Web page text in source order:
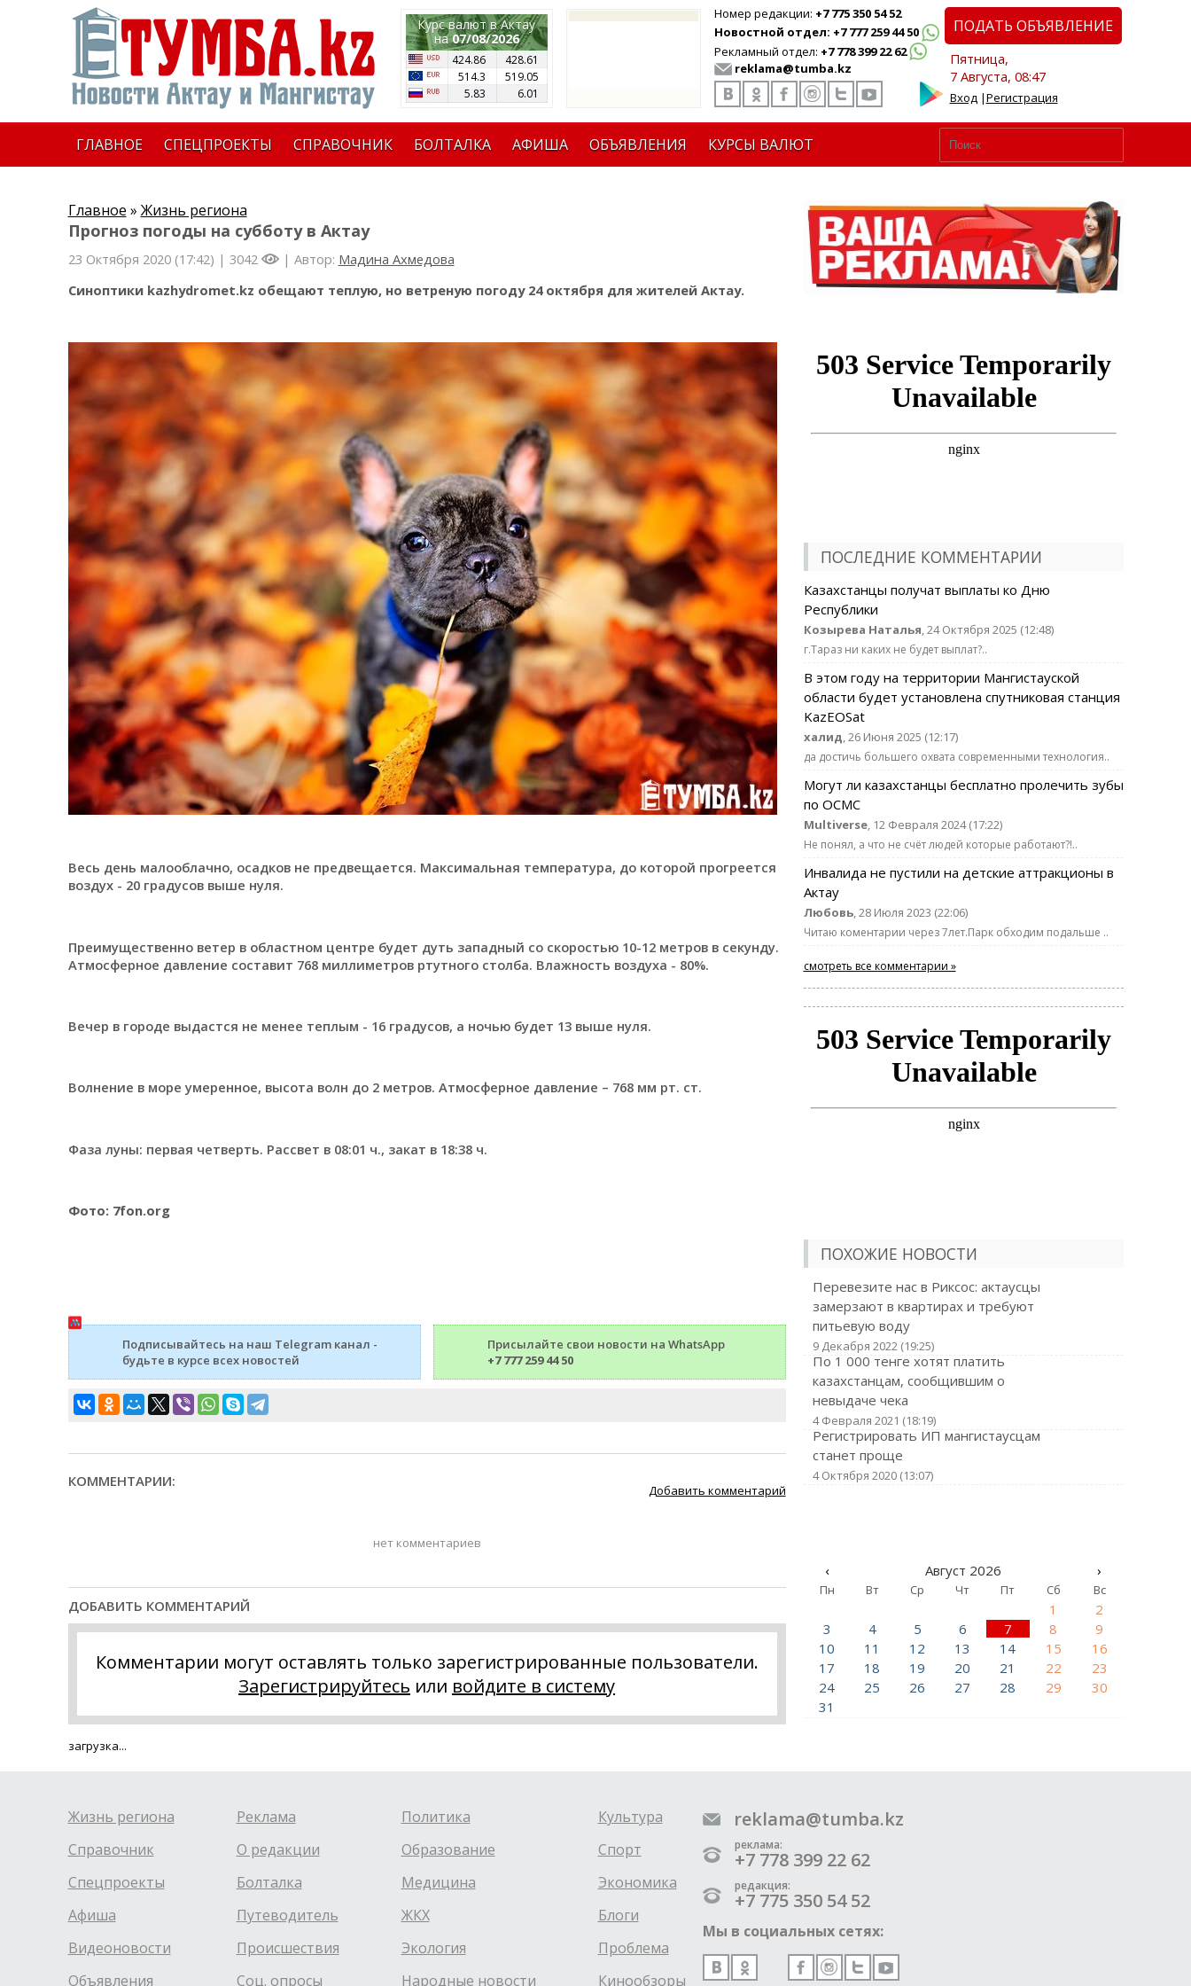
Курс валют в Актау
на07/08/2026
424.86
428.61
514.3
519.05
5.83
6.01
Номер редакции: +7 775 350 54 52
Новостной отдел: +7 777 259 44 50
Рекламный отдел: +7 778 399 22 62
reklama@tumba.kz
ПОДАТЬ ОБЪЯВЛЕНИЕ
Пятница,
7 Августа, 08:47
Вход|Регистрация
ГЛАВНОЕ СПЕЦПРОЕКТЫ СПРАВОЧНИК БОЛТАЛКА АФИША ОБЪЯВЛЕНИЯ КУРСЫ ВАЛЮТ
Главное » Жизнь региона
Прогноз погоды на субботу в Актау
23 Октября 2020 (17:42) | 3042 | Автор: Мадина Ахмедова
Синоптики kazhydromet.kz обещают теплую, но ветреную погоду 24 октября для жителей Актау.
Весь день малооблачно, осадков не предвещается. Максимальная температура, до которой прогреется
воздух - 20 градусов выше нуля.
Преимущественно ветер в областном центре будет дуть западный со скоростью 10-12 метров в секунду.
Атмосферное давление составит 768 миллиметров ртутного столба. Влажность воздуха - 80%.
Вечер в городе выдастся не менее теплым - 16 градусов, а ночью будет 13 выше нуля.
Волнение в море умеренное, высота волн до 2 метров. Атмосферное давление – 768 мм рт. ст.
Фаза луны: первая четверть. Рассвет в 08:01 ч., закат в 18:38 ч.
Фото: 7fon.org
Подписывайтесь на наш Telegram канал -
будьте в курсе всех новостей
Присылайте свои новости на WhatsApp
+7 777 259 44 50
КОММЕНТАРИИ:
Добавить комментарий
нет комментариев
ДОБАВИТЬ КОММЕНТАРИЙ
Комментарии могут оставлять только зарегистрированные пользователи.
Зарегистрируйтесь или войдите в систему
загрузка...
ПОСЛЕДНИЕ КОММЕНТАРИИ
Казахстанцы получат выплаты ко Дню
Республики
Козырева Наталья, 24 Октября 2025 (12:48)
г.Тараз ни каких не будет выплат?..
В этом году на территории Мангистауской
области будет установлена спутниковая станция
KazEOSat
халид, 26 Июня 2025 (12:17)
да достичь большего охвата современными технология..
Могут ли казахстанцы бесплатно пролечить зубы
по ОСМС
Multiverse, 12 Февраля 2024 (17:22)
Не понял, а что не счёт людей которые работают?!..
Инвалида не пустили на детские аттракционы в
Актау
Любовь, 28 Июля 2023 (22:06)
Читаю коментарии через 7лет.Парк обходим подальше ..
смотреть все комментарии »
ПОХОЖИЕ НОВОСТИ
Перевезите нас в Риксос: актаусцы
замерзают в квартирах и требуют
питьевую воду
9 Декабря 2022 (19:25)
По 1 000 тенге хотят платить
казахстанцам, сообщившим о
невыдаче чека
4 Февраля 2021 (18:19)
Регистрировать ИП мангистаусцам
станет проще
4 Октября 2020 (13:07)
‹ Август 2026 ›
Пн Вт Ср Чт Пт Сб Вс
1
2
3
4 5 6 7 8
9
10
11 12 13 14 15
16
17
18 19 20 21 22
23
24
25 26 27 28 29
30
31
Жизнь региона
Справочник
Спецпроекты
Афиша
Видеоновости
Объявления
Реклама
О редакции
Болталка
Путеводитель
Происшествия
Соц. опросы
Политика
Образование
Медицина
ЖКХ
Экология
Народные новости
Культура
Спорт
Экономика
Блоги
Проблема
Кинообзоры
reklama@tumba.kz
реклама:
+7 778 399 22 62
редакция:
+7 775 350 54 52
Мы в социальных сетях: